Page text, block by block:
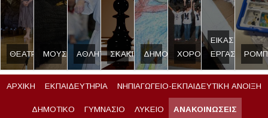
ΘΕΑΤΡΟ ΜΟΥΣΙΚΗΑΘΛΗΤΙΣΜΟΣ
ΣΚΑΚΙ ΔΗΜΟΣΙΟΓΡΑΦΙΑ
ΧΟΡΟΣ
ΕΙΚΑΣΤΙΚΟ
ΕΡΓΑΣΤΗΡΙ
ΑΡΧΙΚΗ ΕΚΠΑΙΔΕΥΤΗΡΙΑ ΝΗΠΙΑΓΩΓΕΙΟ-ΕΚΠΑΙΔΕΥΤΙΚΗ ΑΝΟΙΞΗ
ΔΗΜΟΤΙΚΟ ΓΥΜΝΑΣΙΟ ΛΥΚΕΙΟ ΑΝΑΚΟΙΝΩΣΕΙΣ